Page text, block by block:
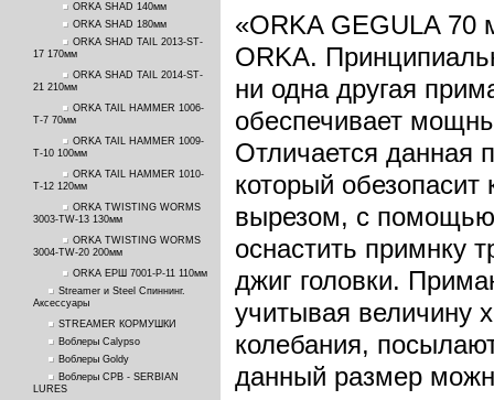
ORKA SHAD 140мм
ORKA SHAD 180мм
ORKA SHAD TAIL 2013-ST-
17 170мм
ORKA SHAD TAIL 2014-ST-
21 210мм
ORKA TAIL HAMMER 1006-
T-7 70мм
ORKA TAIL HAMMER 1009-
T-10 100мм
ORKA TAIL HAMMER 1010-
T-12 120мм
ORKA TWISTING WORMS
3003-TW-13 130мм
ORKA TWISTING WORMS
3004-TW-20 200мм
ORKA ЕРШ 7001-P-11 110мм
Streamer и Steel Спиннинг.
Аксессуары
STREAMER КОРМУШКИ
Воблеры Calypso
Воблеры Goldy
Воблеры СРВ - SERBIAN
LURES
«ORKA GEGULA 70
ORKA.
ни одна другая
обеспечивает
Отличается данная
который
вырезом, с помощью
оснастить примнку
джиг головки.
учитывая
колебания,
данный размер